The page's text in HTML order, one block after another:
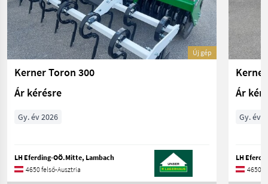
Új gép
Kerner Toron 300
Ár kérésre
Gy. év 2026
LH Eferding-OÖ.Mitte, Lambach
4650 felső-Ausztria
Ár
Gy. év
LH
4650